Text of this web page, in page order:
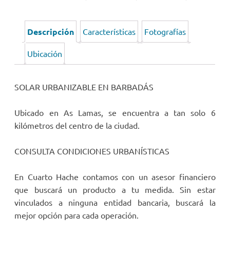
Descripción Características Fotografías
Ubicación
SOLAR URBANIZABLE EN BARBADÁS
Ubicado en As Lamas, se encuentra a tan solo 6
kilómetros del centro de la ciudad.
CONSULTA CONDICIONES URBANÍSTICAS
En Cuarto Hache contamos con un asesor financiero
que buscará un producto a tu medida. Sin estar
vinculados a ninguna entidad bancaria, buscará la
mejor opción para cada operación.